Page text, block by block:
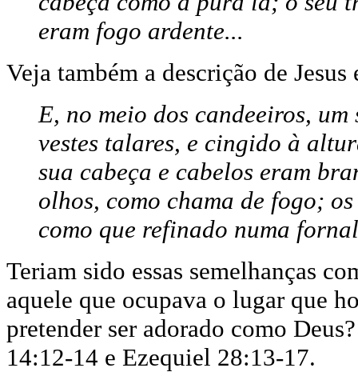
eram fogo ardente...
Veja também a descrição de
E, no meio dos candeeiros,
vestes talares, e cingido à
sua cabeça e cabelos eram
olhos, como chama de fogo;
como que refinado numa
Teriam sido essas semelhanças
aquele que ocupava o lugar que
pretender ser adorado como
14:12-14 e Ezequiel 28:13-17.